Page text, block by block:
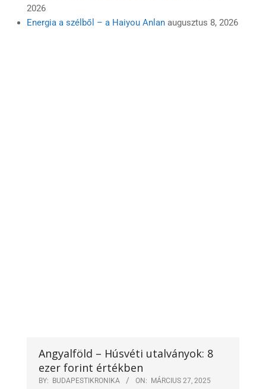
2026
Energia a szélből – a Haiyou Anlan augusztus 8, 2026
Angyalföld – Húsvéti utalványok: 8
ezer forint értékben
BY: BUDAPESTIKRONIKA ON: MÁRCIUS 27, 2025